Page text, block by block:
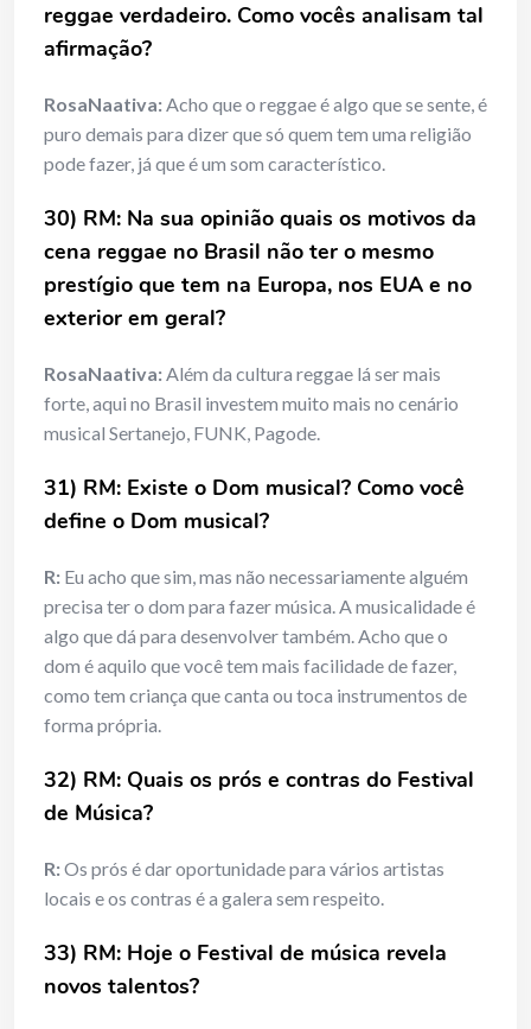
reggae verdadeiro. Como vocês analisam tal
afirmação?
RosaNaativa:Acho que o reggae é algo que se sente, é
puro demais para dizer que só quem tem uma religião
pode fazer, já que é um som característico.
30) RM: Na sua opinião quais os motivos da
cena reggae no Brasil não ter o mesmo
prestígio que tem na Europa, nos EUA e no
exterior em geral?
RosaNaativa:Além da cultura reggae lá ser mais
forte, aqui no Brasil investem muito mais no cenário
musical Sertanejo, FUNK, Pagode.
31) RM: Existe o Dom musical? Como você
define o Dom musical?
R: Eu acho que sim, mas não necessariamente alguém
precisa ter o dom para fazer música. A musicalidade é
algo que dá para desenvolver também. Acho que o
dom é aquilo que você tem mais facilidade de fazer,
como tem criança que canta ou toca instrumentos de
forma própria.
32) RM: Quais os prós e contras do Festival
de Música?
R:Os prós é dar oportunidade para vários artistas
locais e os contras é a galera sem respeito.
33) RM: Hoje o Festival de música revela
novos talentos?